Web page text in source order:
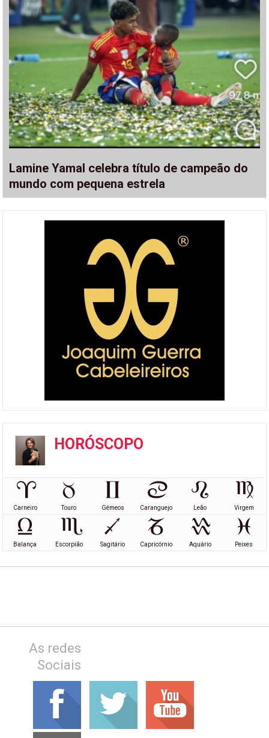
Lamine Yamal celebra título de campeão do
mundo com pequena estrela
HORÓSCOPO
Carneiro Touro Gémeos Caranguejo Leão Virgem
Balança Escorpião Sagitário Capricórnio Aquário Peixes
As redes
Sociais